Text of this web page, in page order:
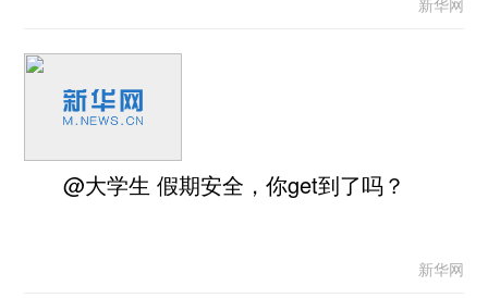
新华网
@大学生 假期安全，你get到了吗？
新华网